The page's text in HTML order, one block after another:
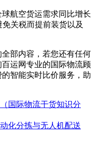
航空货运需求同比增长
关税而提前装货以及
部内容，若您还有任何
运网专业的国际物流顾
智能实时比价服务，助
国际物流干货知识分
化分拣与无人机配送